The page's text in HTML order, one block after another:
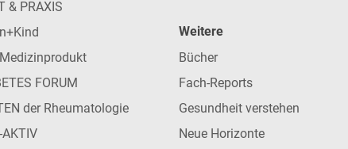
& PRAXIS
FORUM
der Rheumatologie
AKTIV
Weitere
Bücher
Fach-Reports
Gesundheit verstehen
Neue Horizonte